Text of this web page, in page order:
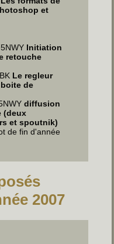
et
Initiation
retouche
Le regleur
de
diffusion
(deux
et spoutnik)
de fin d'année
2007